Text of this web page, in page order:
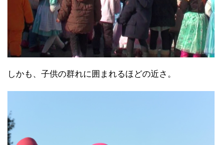
しかも、子供の群れに囲まれるほどの近さ。